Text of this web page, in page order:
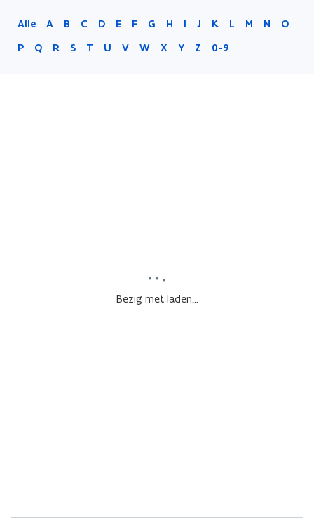
Alle A B C D E F G H I J K L M N
O
P
Q R S T U V W X Y Z 0-9
Bezig met laden...